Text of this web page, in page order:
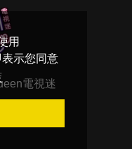
用
示您同意
電視迷